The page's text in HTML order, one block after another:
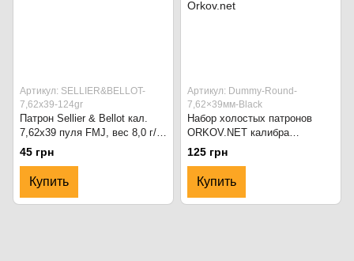
Артикул: SELLIER&BELLOT-
7,62x39-124gr
Патрон Sellier & Bellot кал.
7,62x39 пуля FMJ, вес 8,0 г/
124 gr.
45 грн
Купить
Артикул: Dummy-Round-
7,62×39мм-Black
Набор холостых патронов
ORKOV.NET калибра
7,62×39мм - 5 шт., Жёлтый
125 грн
Купить